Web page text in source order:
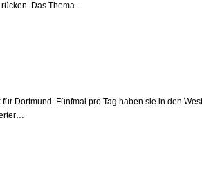
rücken. Das Thema…
Dortmund. Fünfmal pro Tag haben sie in den